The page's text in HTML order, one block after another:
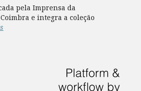
pela Imprensa da
e integra a coleção